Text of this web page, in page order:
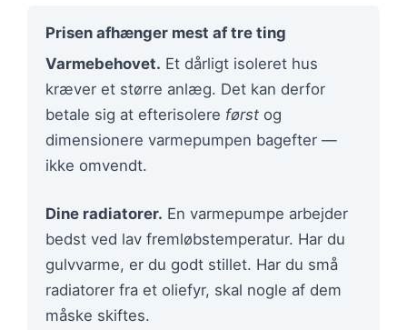
Prisen afhænger mest af tre ting
Varmebehovet. Et dårligt isoleret hus
kræver et større anlæg. Det kan derfor
betale sig at efterisolere først og
dimensionere varmepumpen bagefter —
ikke omvendt.
Dine radiatorer. En varmepumpe arbejder
bedst ved lav fremløbstemperatur. Har du
gulvvarme, er du godt stillet. Har du små
radiatorer fra et oliefyr, skal nogle af dem
måske skiftes.